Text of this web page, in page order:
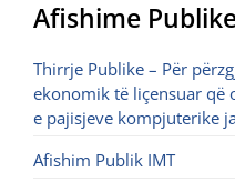
Afishime
Thirrje Publike – Për
ekonomik të liçensuar që
e pajisjeve kompjuterike
Afishim Publik IMT